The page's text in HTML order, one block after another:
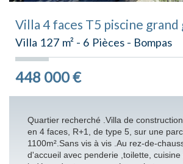
Villa 4 faces T5 piscine grand
Villa 127 m² - 6 Pièces - Bompas
448 000€
Quartier recherché .Villa de
en 4 faces, R+1, de type 5, sur une
1100m².Sans vis à vis .Au rez-de-
d'accueil avec penderie ,toilette, cuisine